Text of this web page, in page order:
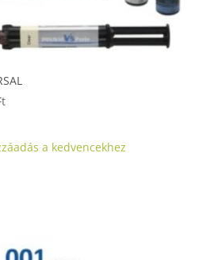
Ártartomány:
-
a kedvencekhez